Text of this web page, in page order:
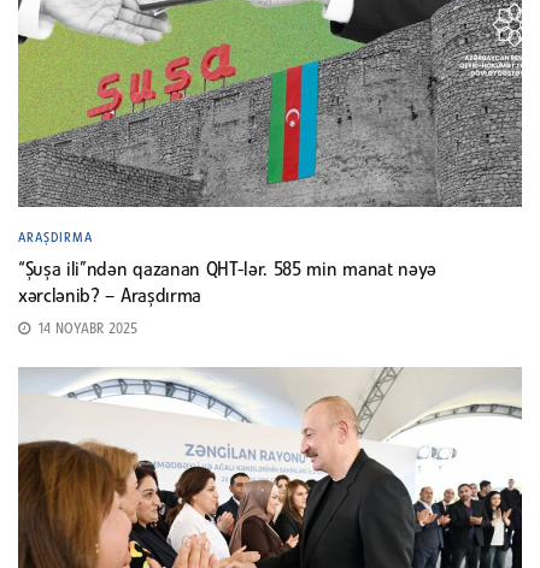
ARAŞDIRMA
“Şuşa ili”ndən qazanan QHT-lər. 585 min manat nəyə
xərclənib? – Araşdırma
14 NOYABR 2025